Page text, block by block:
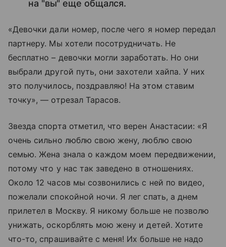
на "вы" еще общался.
«Девочки дали номер, после чего я номер передал
партнеру. Мы хотели посотрудничать. Не
бесплатно – девочки могли заработать. Но они
выбрали другой путь, они захотели хайпа. У них
это получилось, поздравляю! На этом ставим
точку», — отрезал Тарасов.
Звезда спорта отметил, что верен Анастасии: «Я
очень сильно люблю свою жену, люблю свою
семью. Жена знала о каждом моем передвижении,
потому что у нас так заведено в отношениях.
Около 12 часов мы созвонились с ней по видео,
пожелали спокойной ночи. Я лег спать, а днем
прилетел в Москву. Я никому больше не позволю
унижать, оскорблять мою жену и детей. Хотите
что-то, спрашивайте с меня! Их больше не надо